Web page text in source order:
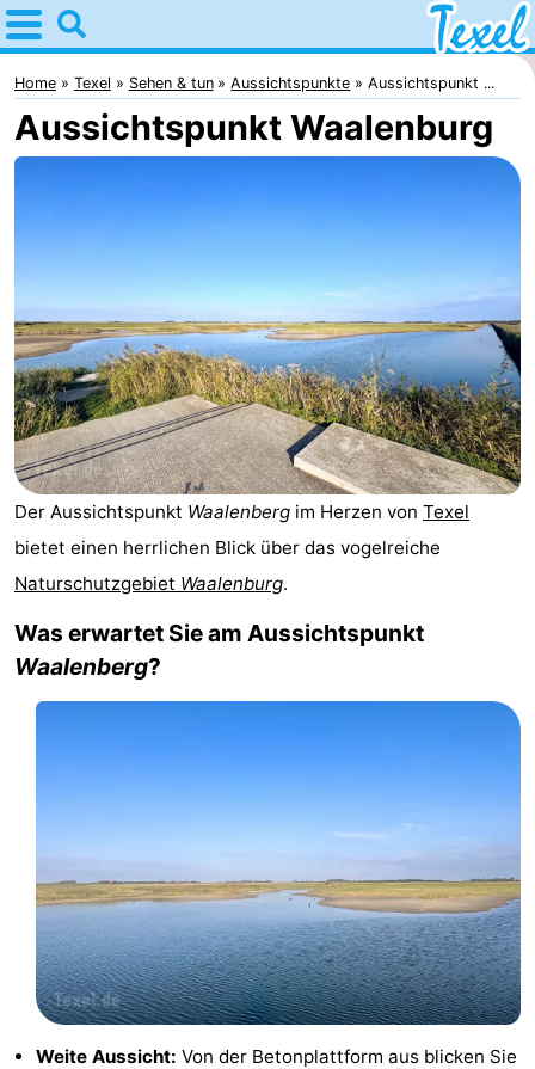
Home
Texel
Tipps
Den
Burg
-
Den
Hoorn
-
De
Cocksdorp
-
De
-
Waal
Oosterend
Natur
Bosch
en
Zee
De
Vlijt
Hoeve
-
Home Texel Sehen & tun Aussichtspunkte Aussichtspunkt ...
Aussichtspunkt Waalenburg
Der Aussichtspunkt Waalenberg im Herzen von Texel
bietet einen herrlichen Blick über das vogelreiche
Naturschutzgebiet Waalenburg.
Was erwartet Sie am Aussichtspunkt
Waalenberg?
Weite Aussicht: Von der Betonplattform aus blicken Sie